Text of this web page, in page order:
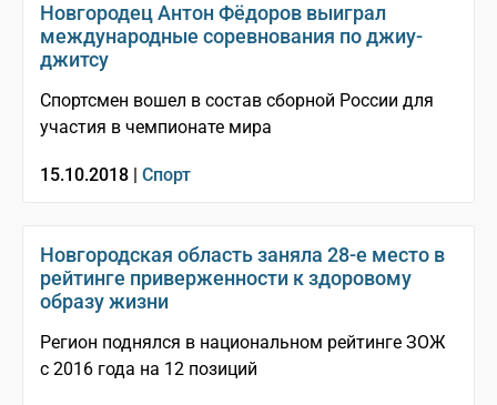
Новгородец Антон Фёдоров выиграл
международные соревнования по джиу-
джитсу
Спортсмен вошел в состав сборной России для
участия в чемпионате мира
15.10.2018 | Спорт
Новгородская область заняла 28-е место в
рейтинге приверженности к здоровому
образу жизни
Регион поднялся в национальном рейтинге ЗОЖ
с 2016 года на 12 позиций